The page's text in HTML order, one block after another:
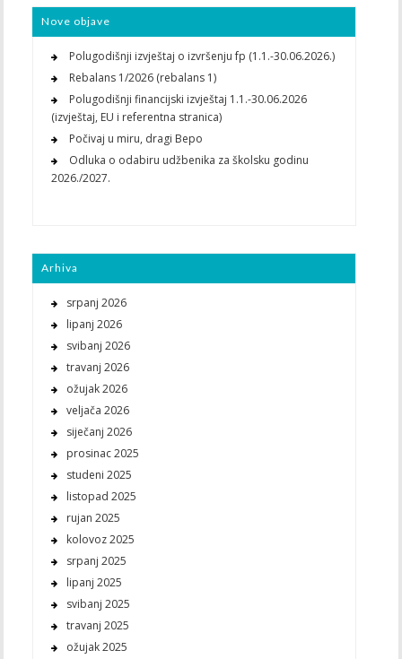
Nove objave
Polugodišnji izvještaj o izvršenju fp (1.1.-30.06.2026.)
Rebalans 1/2026 (rebalans 1)
Polugodišnji financijski izvještaj 1.1.-30.06.2026
(izvještaj, EU i referentna stranica)
Počivaj u miru, dragi Bepo
Odluka o odabiru udžbenika za školsku godinu
2026./2027.
Arhiva
srpanj 2026
lipanj 2026
svibanj 2026
travanj 2026
ožujak 2026
veljača 2026
siječanj 2026
prosinac 2025
studeni 2025
listopad 2025
rujan 2025
kolovoz 2025
srpanj 2025
lipanj 2025
svibanj 2025
travanj 2025
ožujak 2025